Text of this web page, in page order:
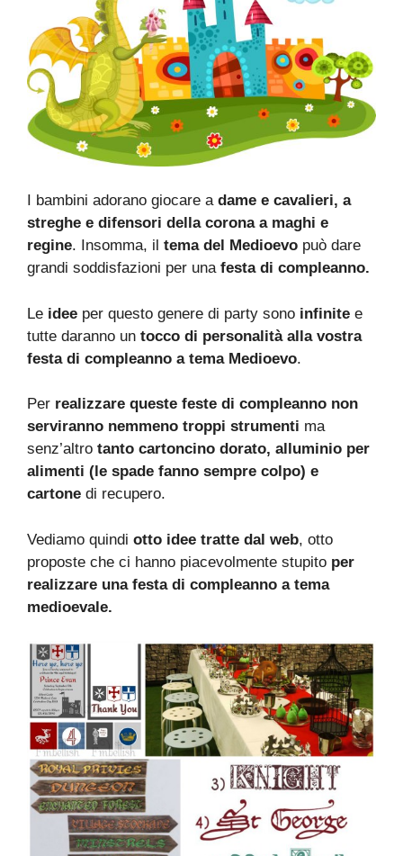
I bambini adorano giocare adame e cavalieri, a
streghe e difensori della corona a maghi e
regine. Insomma, il tema del Medioevo può dare
grandi soddisfazioni per unafesta di compleanno.
Le idee per questo genere di party sono infinite e
tutte daranno un tocco di personalità alla vostra
festa di compleanno a tema Medioevo.
Per realizzare queste feste di compleanno non
serviranno nemmeno troppi strumenti ma
senz’altro tanto cartoncino dorato, alluminio per
alimenti (le spade fanno sempre colpo) e
cartone di recupero.
Vediamo quindi otto idee tratte dal web, otto
proposte che ci hanno piacevolmente stupito per
realizzare una festa di compleanno a tema
medioevale.